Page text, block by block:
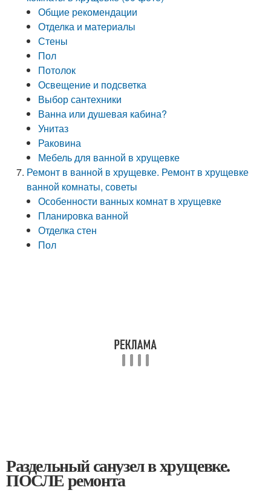
Общие рекомендации
Отделка и материалы
Стены
Пол
Потолок
Освещение и подсветка
Выбор сантехники
Ванна или душевая кабина?
Унитаз
Раковина
Мебель для ванной в хрущевке
Ремонт в ванной в хрущевке. Ремонт в хрущевке
ванной комнаты, советы
Особенности ванных комнат в хрущевке
Планировка ванной
Отделка стен
Пол
Раздельный санузел в хрущевке.
ПОСЛЕ ремонта